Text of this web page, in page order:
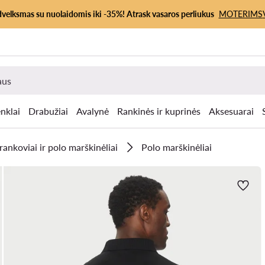
su nuolaidomis iki -35%! Atrask vasaros perliukus MOTERIMS
Drabužiai Avalynė Rankinės ir kuprinės Aksesuarai
ir polo marškinėliai Polo marškinėliai